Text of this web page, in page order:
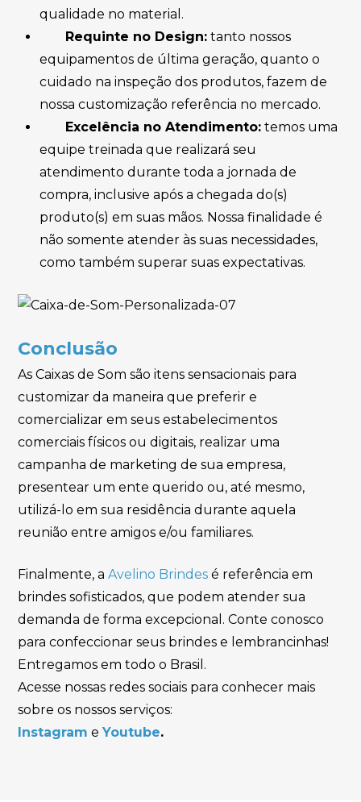
qualidade no material.
Requinte no Design:tanto nossos
equipamentos de última geração, quanto o
cuidado na inspeção dos produtos, fazem de
nossa customização referência no mercado.
Excelência no Atendimento:temos uma
equipe treinada que realizará seu
atendimento durante toda a jornada de
compra, inclusive após a chegada do(s)
produto(s) em suas mãos. Nossa finalidade é
não somente atender às suas necessidades,
como também superar suas expectativas.
Conclusão
As Caixas de Som são itens sensacionais para
customizar da maneira que preferir e
comercializar em seus estabelecimentos
comerciais físicos ou digitais, realizar uma
campanha de marketing de sua empresa,
presentear um ente querido ou, até mesmo,
utilizá-lo em sua residência durante aquela
reunião entre amigos e/ou familiares.
Finalmente, aAvelino Brindes é referência em
brindes sofisticados, que podem atender sua
demanda de forma excepcional. Conte conosco
para confeccionar seus brindes e lembrancinhas!
Entregamos em todo o Brasil.
Acesse nossas redes sociais para conhecer mais
sobre os nossos serviços:
Instagram eYoutube.